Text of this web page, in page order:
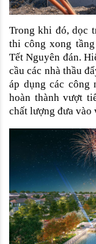
Trong khi đó, dọc
thi công xong
Tết Nguyên đán.
cầu các nhà thầu
áp dụng các
hoàn thành vượt
chất lượng đưa vào